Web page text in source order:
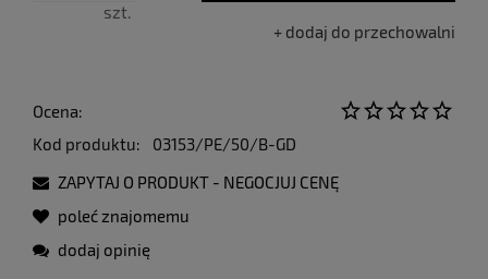
szt.
dodaj do przechowalni
Ocena:
Kod produktu:
03153/PE/50/B-GD
ZAPYTAJ O PRODUKT - NEGOCJUJ CENĘ
poleć znajomemu
dodaj opinię